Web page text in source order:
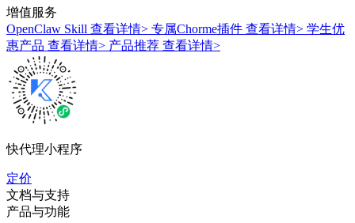
增值服务
OpenClaw Skill 查看详情> 专属Chorme插件 查看详情> 学生优
惠产品 查看详情> 产品推荐 查看详情>
快代理小程序
定价
文档与支持
产品与功能